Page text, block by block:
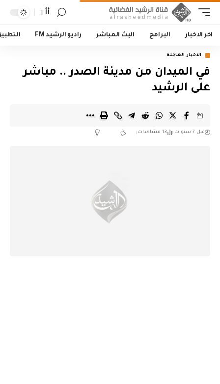
أأ
اخر الاخبار البرامج البث المباشر راديو الرشيد FM
الاخبار العاجلة
في الميدان من مدينة الصدر .. مباشر
على الرشيد
قبل 7 سنوات 13 مشاهدات